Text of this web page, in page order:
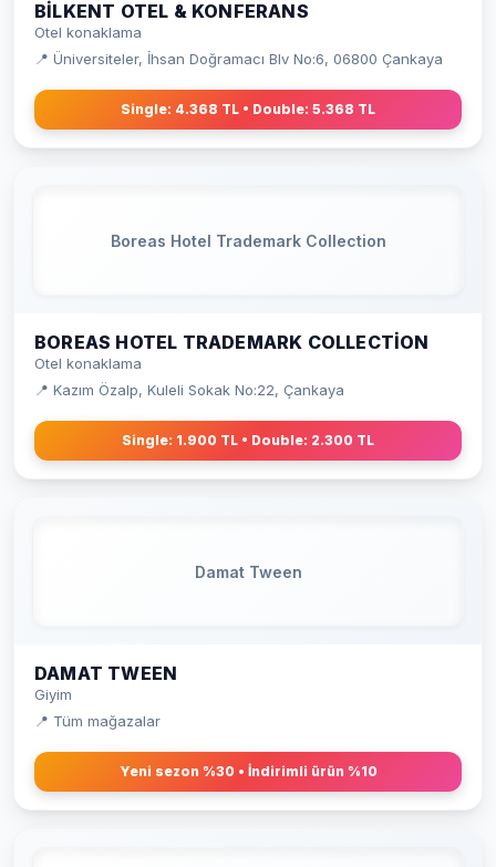
BILKENT OTEL & KONFERANS
Otel konaklama
📍 Üniversiteler, İhsan Doğramacı Blv No:6, 06800 Çankaya
Single: 4.368 TL • Double: 5.368 TL
Boreas Hotel Trademark Collection
BOREAS HOTEL TRADEMARK COLLECTION
Otel konaklama
📍 Kazım Özalp, Kuleli Sokak No:22, Çankaya
Single: 1.900 TL • Double: 2.300 TL
Damat Tween
DAMAT TWEEN
Giyim
📍 Tüm mağazalar
Yeni sezon %30 • İndirimli ürün %10